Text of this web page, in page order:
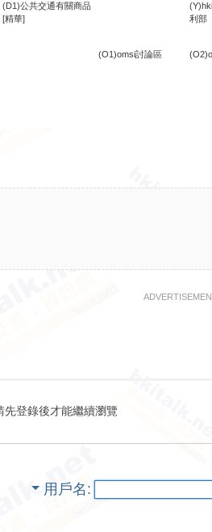
(D1)公共交通有關商品
[精華]
利部
(O1)omsi討論區
先登錄後才能繼續瀏覽
用戶名